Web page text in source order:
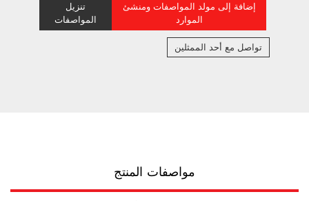
إضافة إلى مولد المواصفات ومنشئ
الموارد
تنزيل
المواصفات
تواصل مع أحد الممثلين
مواصفات المنتج